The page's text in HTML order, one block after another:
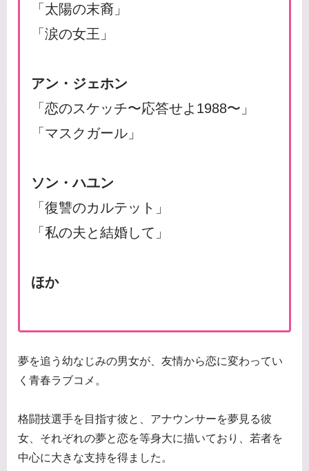
「太陽の末裔」
「涙の女王」
アン・ジェホン
「恋のスケッチ〜応答せよ1988〜」
「マスクガール」
ソン・ハユン
「復讐のカルテット」
「私の夫と結婚して」
ほか
夢を追う幼なじみの男女が、友情から恋に変わってい
く青春ラブコメ。
格闘技選手を目指す彼と、アナウンサーを夢見る彼
女、それぞれの夢と恋を等身大に描いており、若者を
中心に大きな支持を得ました。